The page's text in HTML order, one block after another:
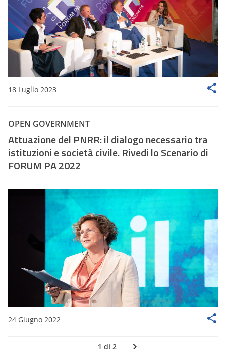
18 Luglio 2023
OPEN GOVERNMENT
Attuazione del PNRR: il dialogo necessario tra
istituzioni e società civile. Rivedi lo Scenario di
FORUM PA 2022
24 Giugno 2022
1 di 2